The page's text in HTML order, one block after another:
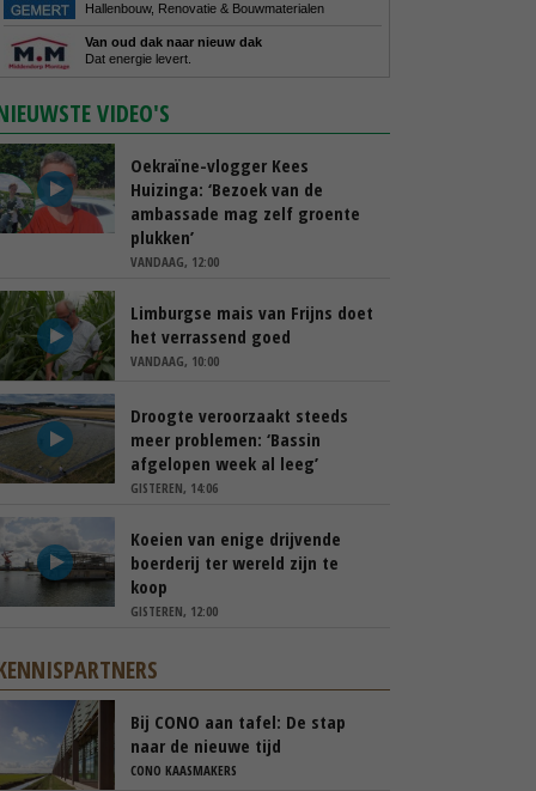
Hallenbouw, Renovatie & Bouwmaterialen
Van oud dak naar nieuw dak
Dat energie levert.
VIDEO'S
Oekraïne-vlogger Kees
Huizinga: ‘Bezoek van de
ambassade mag zelf groente
plukken’
VANDAAG, 12:00
Limburgse mais van Frijns doet
het verrassend goed
VANDAAG, 10:00
Droogte veroorzaakt steeds
meer problemen: ‘Bassin
afgelopen week al leeg’
GISTEREN, 14:06
Koeien van enige drijvende
boerderij ter wereld zijn te
koop
GISTEREN, 12:00
Bij CONO aan tafel: De stap
naar de nieuwe tijd
CONO KAASMAKERS